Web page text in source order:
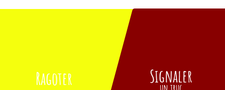
Ragoter Signaler